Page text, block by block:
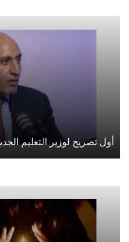
أول تصريح لوزير التعليم